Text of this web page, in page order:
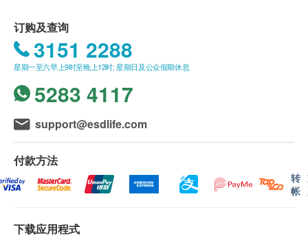
订购及查询
3151 2288
星期一至六早上9时至晚上12时; 星期日及公众假期休息
5283 4117
support@esdlife.com
付款方法
转
帐
下载应用程式